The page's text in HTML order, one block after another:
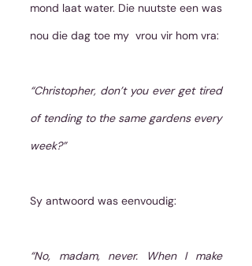
mond laat water. Die nuutste een was
nou die dag toe my  vrou vir hom vra:
“Christopher, don’t you ever get tired
of tending to the same gardens every
week?”
Sy antwoord was eenvoudig:
“No, madam, never. When I make